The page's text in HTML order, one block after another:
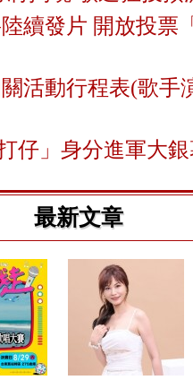
續發片 開放投票
活動行程表(歌手
仔」身分進軍大
最新文章